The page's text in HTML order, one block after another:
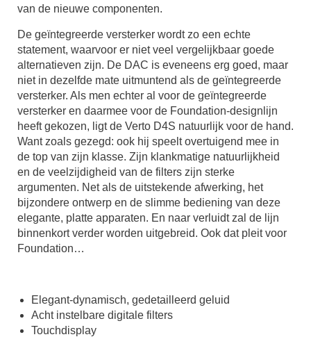
van de nieuwe componenten.
De geïntegreerde versterker wordt zo een echte
statement, waarvoor er niet veel vergelijkbaar goede
alternatieven zijn. De DAC is eveneens erg goed, maar
niet in dezelfde mate uitmuntend als de geïntegreerde
versterker. Als men echter al voor de geïntegreerde
versterker en daarmee voor de Foundation-designlijn
heeft gekozen, ligt de Verto D4S natuurlijk voor de hand.
Want zoals gezegd: ook hij speelt overtuigend mee in
de top van zijn klasse. Zijn klankmatige natuurlijkheid
en de veelzijdigheid van de filters zijn sterke
argumenten. Net als de uitstekende afwerking, het
bijzondere ontwerp en de slimme bediening van deze
elegante, platte apparaten. En naar verluidt zal de lijn
binnenkort verder worden uitgebreid. Ook dat pleit voor
Foundation…
Elegant-dynamisch, gedetailleerd geluid
Acht instelbare digitale filters
Touchdisplay